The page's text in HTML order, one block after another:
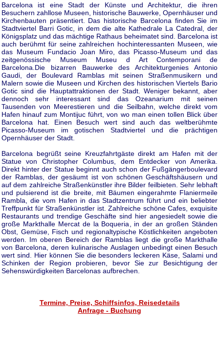
Barcelona ist eine Stadt der Künste und Architektur, die ihren
Besuchern zahllose Museen, historische Bauwerke, Opernhäuser und
Kirchenbauten präsentiert. Das historische Barcelona finden Sie im
Stadtviertel Barri Gotic, in dem die alte Kathedrale La Catedral, der
Königsplatz und das mächtige Rathaus beheimatet sind. Barcelona ist
auch berühmt für seine zahlreichen hochinteressanten Museen, wie
das Museum Fundacio Joan Miro, das Picasso-Museum und das
zeitgenössische Museum Museu d Art Contemporani de
Barcelona.Die bizarren Bauwerke des Architekturgenies Antonio
Gaudi, der Boulevard Ramblas mit seinen Straßenmusikern und
Malern sowie die Museen und Kirchen des historischen Viertels Bario
Gotic sind die Hauptattraktionen der Stadt. Weniger bekannt, aber
dennoch sehr interessant sind das Ozeanarium mit seinen
Tausenden von Meerestieren und die Seilbahn, welche direkt vom
Hafen hinauf zum Montijuc führt, von wo man einen tollen Blick über
Barcelona hat. Einen Besuch wert sind auch das weltberühmte
Picasso-Museum im gotischen Stadtviertel und die prächtigen
Opernhäuser der Stadt.
Barcelona begrüßt seine Kreuzfahrtgäste direkt am Hafen mit der
Statue von Christopher Columbus, dem Entdecker von Amerika.
Direkt hinter der Statue beginnt auch schon der Fußgängerboulevard
der Ramblas, der gesäumt ist von schönen Geschäftshäusern und
auf dem zahlreiche Straßenkünstler ihre Bilder feilbieten. Sehr lebhaft
und pulsierend ist die breite, mit Bäumen eingerahmte Flaniermeile
Rambla, die vom Hafen in das Stadtzentrum führt und ein beliebter
Treffpunkt für Straßenkünstler ist. Zahlreiche schöne Cafes, exquisite
Restaurants und trendige Geschäfte sind hier angesiedelt sowie die
große Markthalle Mercat de la Boqueria, in der an großen Ständen
Obst, Gemüse, Fisch und regionaltypische Köstlichkeiten angeboten
werden. Im oberen Bereich der Ramblas liegt die große Markthalle
von Barcelona, deren kulinarische Auslagen unbedingt einen Besuch
wert sind. Hier können Sie die besonders leckeren Käse, Salami und
Schinken der Region probieren, bevor Sie zur Besichtigung der
Sehenswürdigkeiten Barcelonas aufbrechen.
Termine, Preise, Schiffsinfos, Reisedetails
Anfrage - Buchung